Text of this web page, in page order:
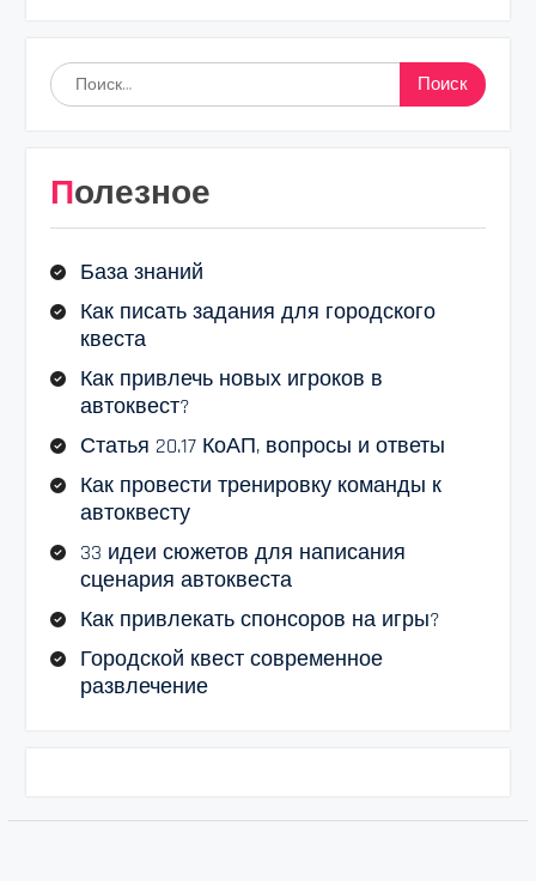
Найти:
Полезное
База знаний
Как писать задания для городского
квеста
Как привлечь новых игроков в
автоквест?
Статья 20.17 КоАП, вопросы и ответы
Как провести тренировку команды к
автоквесту
33 идеи сюжетов для написания
сценария автоквеста
Как привлекать спонсоров на игры?
Городской квест современное
развлечение